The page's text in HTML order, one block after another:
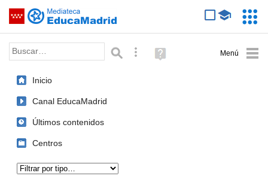
Saltar navegación
Palabra o frase: Búsqueda avanzada
Ayuda
(en
Inicio
Canal EducaMadrid
Últimos contenidos
Centros